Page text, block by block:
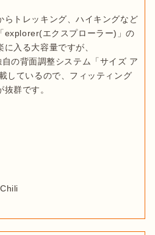
らトレッキング、ハイキングなど
explorer(エクスプローラー)」の
入る大容量ですが、
の背面調整システム「サイズ ア
しているので、フィッティング
群です。